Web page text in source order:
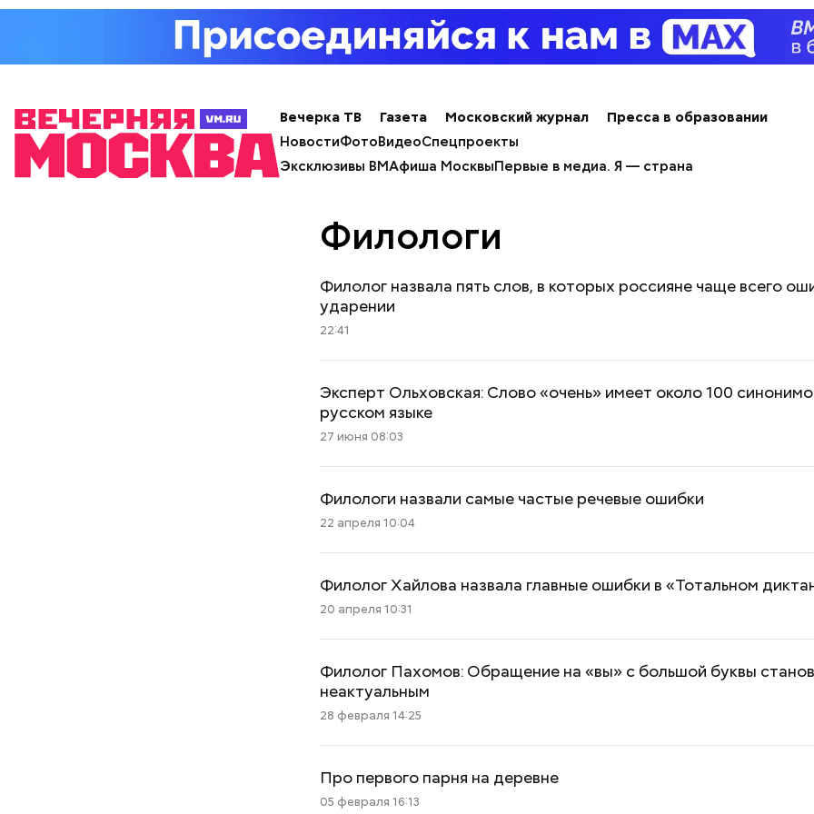
Вечерка ТВ Газета Московский журнал
Пресса в образовании
НовостиФотоВидеоСпецпроекты
Эксклюзивы ВМАфиша МосквыПервые в медиа. Я — страна
Филологи
Филолог назвала пять слов, в которых россияне чаще всего
ударении
22:41
Эксперт Ольховская: Слово «очень» имеет около 100
русском языке
27 июня 08:03
Филологи назвали самые частые речевые ошибки
22 апреля 10:04
Филолог Хайлова назвала главные ошибки в «Тотальном
20 апреля 10:31
Филолог Пахомов: Обращение на «вы» с большой буквы
неактуальным
28 февраля 14:25
Про первого парня на деревне
05 февраля 16:13